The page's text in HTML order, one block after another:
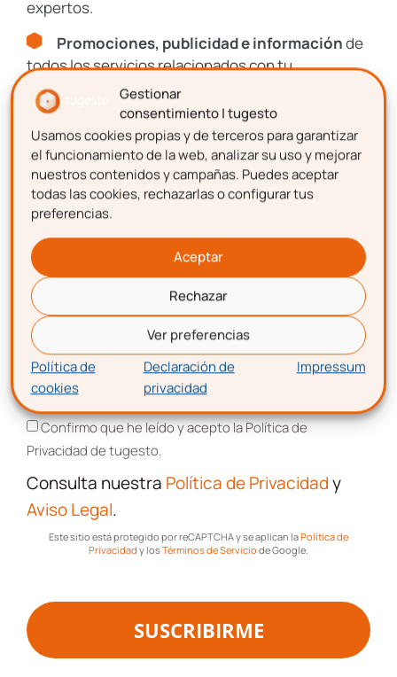
Gestionar
consentimiento | tugesto
Usamos cookies propias y de terceros para garantizar
el funcionamiento de la web, analizar su uso y mejorar
nuestros contenidos y campañas. Puedes aceptar
todas las cookies, rechazarlas o configurar tus
preferencias.
Aceptar
Rechazar
Ver preferencias
Política de
cookies
Declaración de
privacidad
Impressum
Apellidos
Correo electrónico
Aceptación de términos y
condiciones
Confirmo que he leído y acepto la Política de
Privacidad de tugesto.
Consulta nuestraPolítica de Privacidad
yAviso Legal.
Este sitio está protegido por reCAPTCHA y se aplican la
y losTérminos de Servicio
SUSCRIBIRME
expertos.
Promociones, publicidad e informaciónde
todos los servicios relacionados con tu
emprendimiento.
Nombre
Apellidos
Correo electrónico
Aceptación de términos y condiciones
Confirmo que he leído y acepto la Política de
Privacidad de tugesto.
Consulta nuestra Política de Privacidady
Aviso Legal.
Este sitio está protegido por reCAPTCHA y se aplican laPolítica de
Privacidad y losTérminos de Servicio de Google.
SUSCRIBIRME